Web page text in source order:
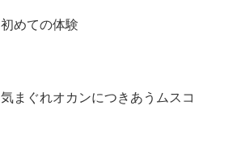
初めての体験
気まぐれオカンにつきあうムスコ